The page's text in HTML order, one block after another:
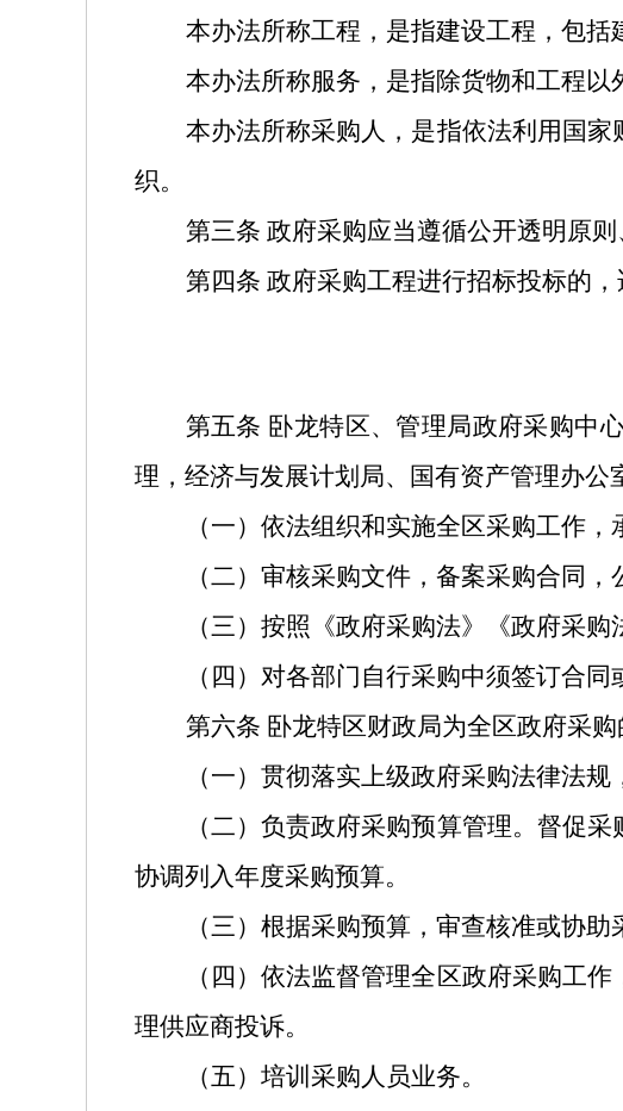
本办法所称工程，是指建设工程，包括
本办法所称服务，是指除货物和工程以
本办法所称采购人，是指依法利用国
织。
第三条 政府采购应当遵循公开透明原
第四条 政府采购工程进行招标投标的，
第五条 卧龙特区、管理局政府采购中
理，经济与发展计划局、国有资产管理办公
（一）依法组织和实施全区采购工作，
（二）审核采购文件，备案采购合同
（三）按照《政府采购法》《政府采
（四）对各部门自行采购中须签订合同
第六条 卧龙特区财政局为全区政府采
（一）贯彻落实上级政府采购法律法规
（二）负责政府采购预算管理。督促
协调列入年度采购预算。
（三）根据采购预算，审查核准或协
（四）依法监督管理全区政府采购工
理供应商投诉。
（五）培训采购人员业务。